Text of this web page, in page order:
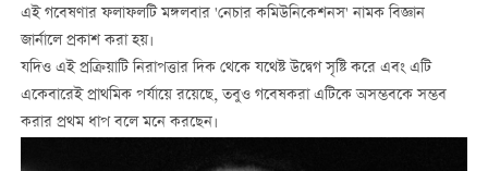
এই গবেষণার ফলাফলটি মঙ্গলবার 'নেচার কমিউনিকেশনস' নামক বিজ্ঞান
জার্নালে প্রকাশ করা হয়।
যদিও এই প্রক্রিয়াটি নিরাপত্তার দিক থেকে যথেষ্ট উদ্বেগ সৃষ্টি করে এবং এটি
একেবারেই প্রাথমিক পর্যায়ে রয়েছে, তবুও গবেষকরা এটিকে অসম্ভবকে সম্ভব
করার প্রথম ধাপ বলে মনে করছেন।